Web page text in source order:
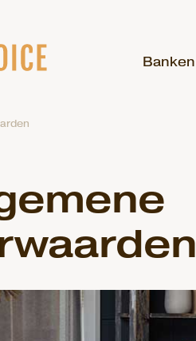
Banken